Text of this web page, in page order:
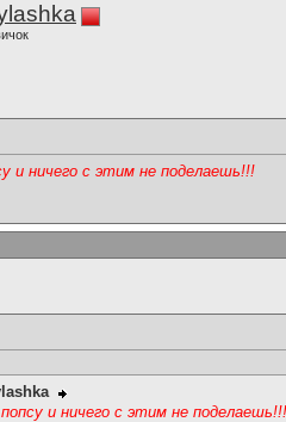
и ничего с этим не поделаешь!!!
и ничего с этим не поделаешь!!!